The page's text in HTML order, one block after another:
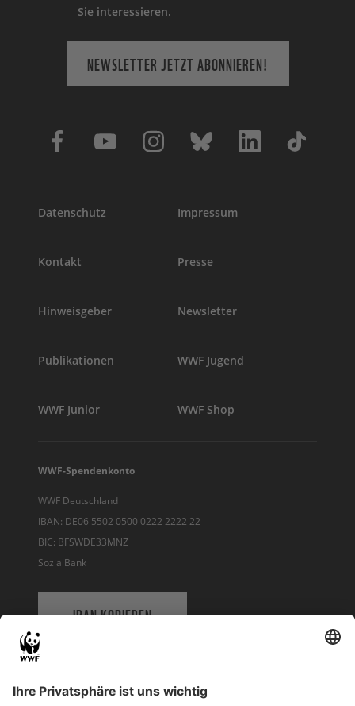
Sie interessieren.
NEWSLETTER JETZT ABONNIEREN!
Datenschutz Impressum
Kontakt Presse
Hinweisgeber Newsletter
Publikationen WWF Jugend
WWF Junior WWF Shop
WWF-Spendenkonto
WWF Deutschland
IBAN: DE06 5502 0500 0222 2222 22
BIC: BFSWDE33MNZ
SozialBank
IBAN KOPIEREN